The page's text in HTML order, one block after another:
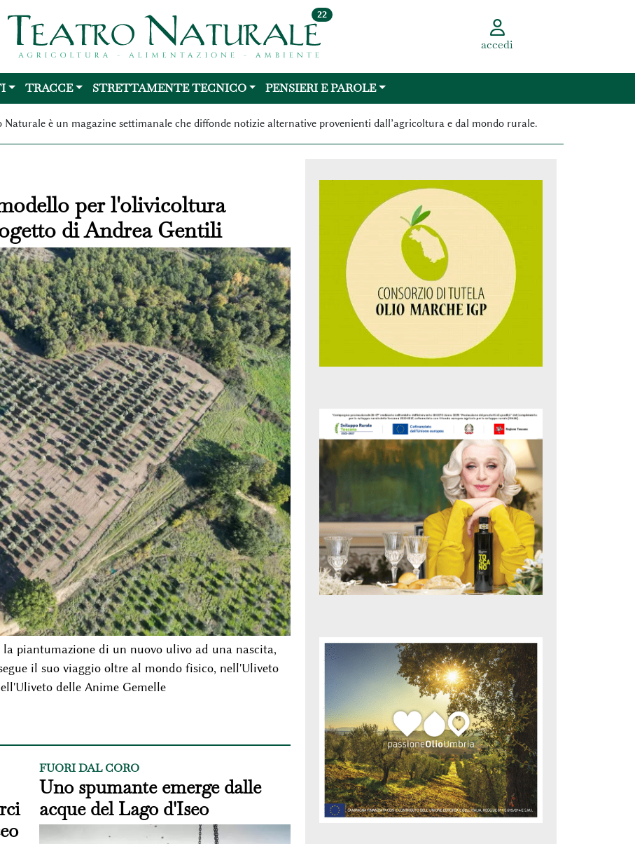
22
accedi
TRACCE STRETTAMENTE TECNICO PENSIERI E PAROLE
Naturale è un magazine settimanale che diffonde notizie alternative provenienti dall’agricoltura e dal mondo rurale.
per l'olivicoltura
di Andrea Gentili
piantumazione di un nuovo ulivo ad una nascita,
il suo viaggio oltre al mondo fisico, nell'Uliveto
delle Anime Gemelle
FUORI DAL CORO
Uno spumante emerge dalle
acque del Lago d'Iseo